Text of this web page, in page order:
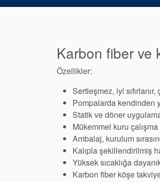
Karbon fiber ve
Özellikler:
Sertleşmez, iyi
Pompalarda kendinden
Statik ve döner
Mükemmel kuru
Ambalaj, kurulum
Kalıpla şekillendirilmiş
Yüksek sıcaklığa
Karbon fiber köşe